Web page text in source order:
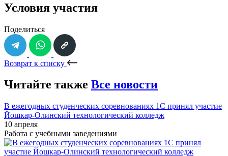
Условия участия
Поделиться
Возврат к списку
Читайте также Все новости
В ежегодных студенческих соревнованиях 1С принял участие
Йошкар-Олинский технологический колледж
10 апреля
Работа с учебными заведениями